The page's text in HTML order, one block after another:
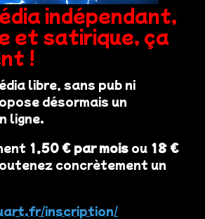
indépendant,
et satirique, ça
!
libre, sans pub ni
désormais un
ligne.
1,50 € par mois ou 18 €
concrètement un
inscription/